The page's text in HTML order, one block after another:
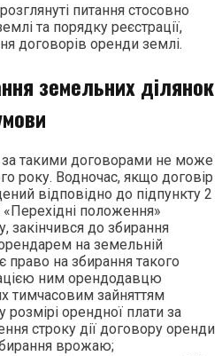
питання стосовно
та порядку реєстрації,
договорів оренди землі.
земельних ділянок
за такими договорами не може
року. Водночас, якщо договір
відповідно до підпункту 2
положення»
закінчився до збирання
на земельній
право на збирання такого
ним орендодавцю
тимчасовим зайняттям
розмірі орендної плати за
строку дії договору оренди
врожаю;